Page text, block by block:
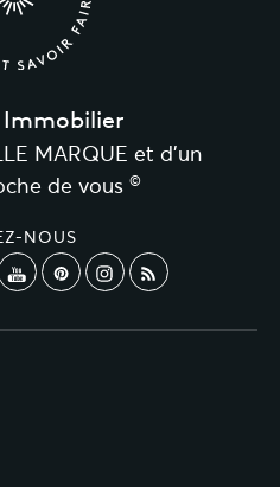
Immobilier
MARQUE et d’un
de vous ©
NOUS